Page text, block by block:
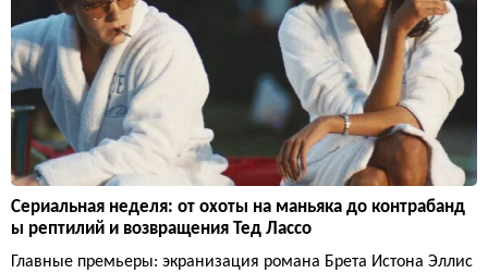
Сериальная неделя: от охоты на маньяка до контрабанд
ы рептилий и возвращения Тед Лассо
Главные премьеры: экранизация романа Брета Истона Эллис